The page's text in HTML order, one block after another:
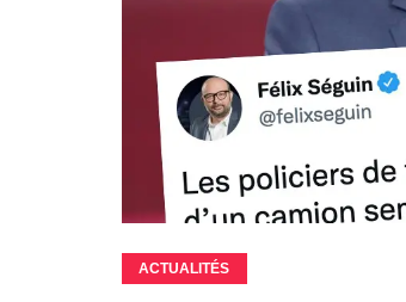
ACTUALITÉS